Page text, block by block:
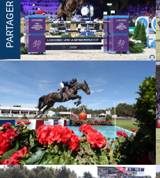
PARTAGER